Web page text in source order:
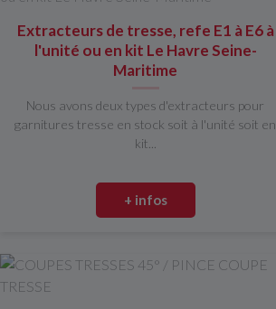
Extracteurs de tresse, refe E1 à E6 à
l'unité ou en kit Le Havre Seine-
Maritime
Nous avons deux types d'extracteurs pour
garnitures tresse en stock soit à l'unité soit en
kit...
+ infos